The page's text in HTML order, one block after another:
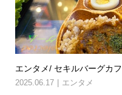
エンタメ/ セキルバーグカ
2025.06.17 エンタメ